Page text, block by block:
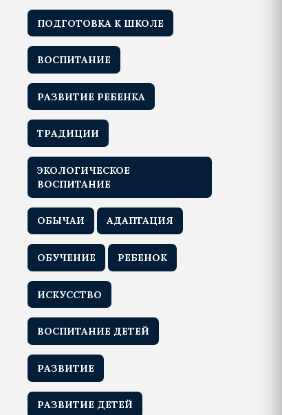
ПОДГОТОВКА К ШКОЛЕ
ВОСПИТАНИЕ
РАЗВИТИЕ РЕБЕНКА
ТРАДИЦИИ
ЭКОЛОГИЧЕСКОЕ
ВОСПИТАНИЕ
ОБЫЧАИ АДАПТАЦИЯ
ОБУЧЕНИЕ РЕБЕНОК
ИСКУССТВО
ВОСПИТАНИЕ ДЕТЕЙ
РАЗВИТИЕ
РАЗВИТИЕ ДЕТЕЙ